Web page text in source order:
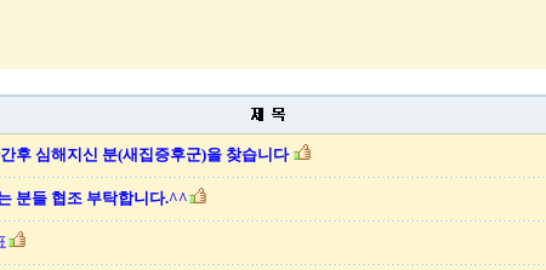
후 심해지신 분(새집증후군)을 찾습니다
분들 협조 부탁합니다.^^